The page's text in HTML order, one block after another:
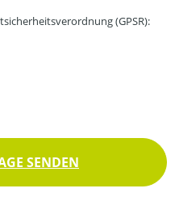
(GPSR):
SENDEN